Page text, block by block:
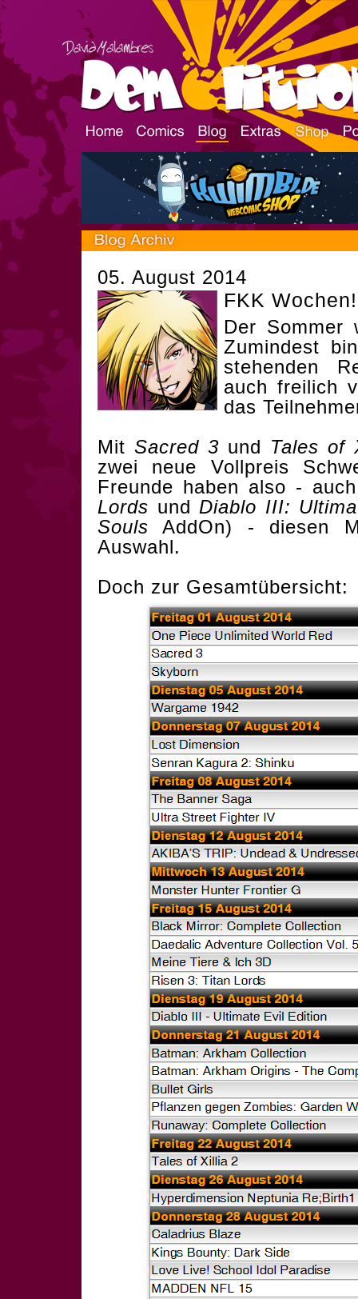
05. August 2014
FKK Wochen!
Der Sommer
Zumindest
stehenden
auch freilich
das
Mit Sacred 3 und Tales of
zwei neue Vollpreis
Freunde haben also -
Lords und Diablo III:
Souls AddOn) - diesen
Auswahl.
Doch zur Gesamtübersicht: